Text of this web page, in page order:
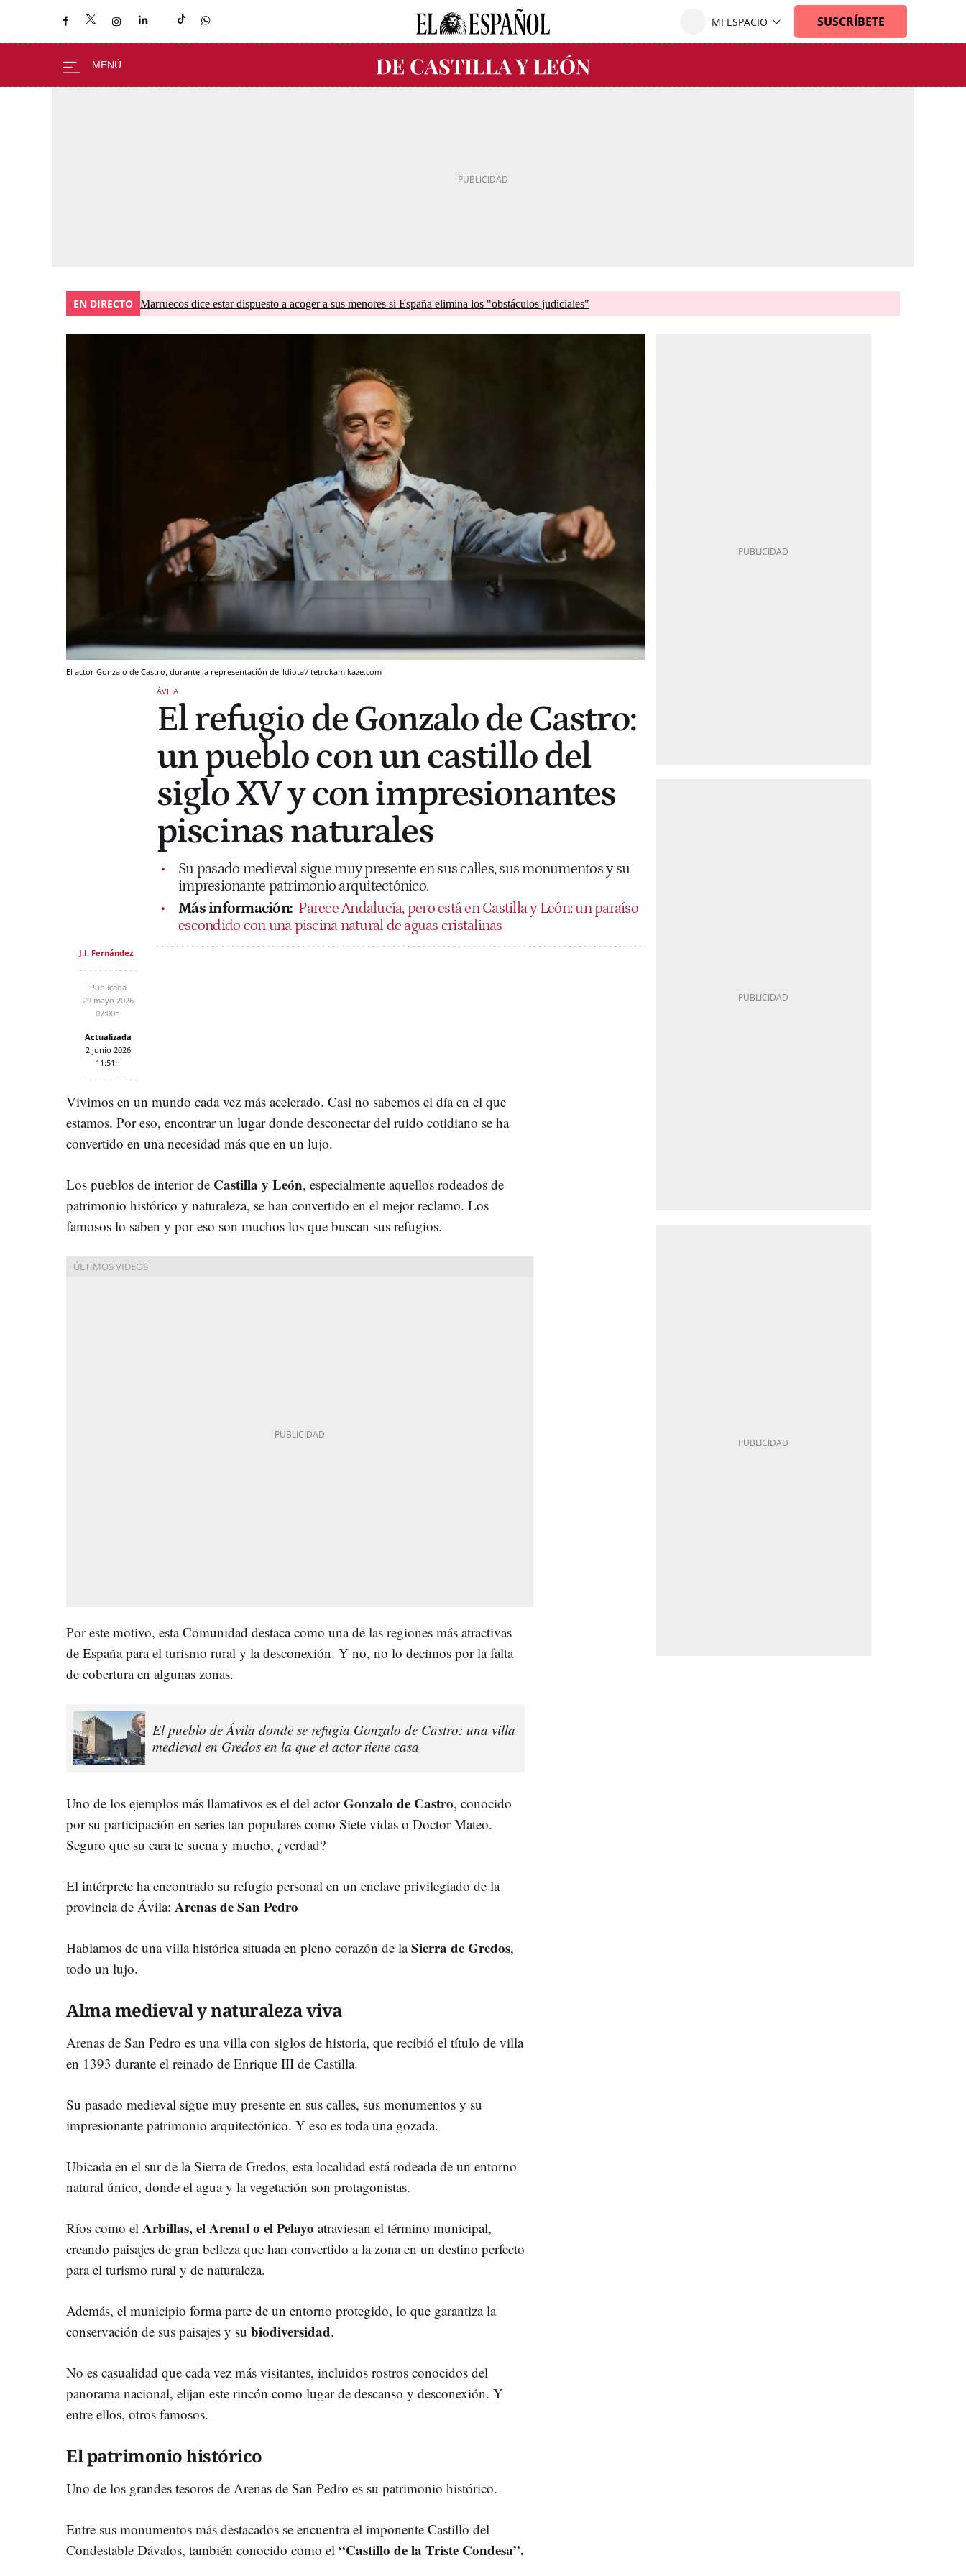
EN DIRECTO Marruecos dice estar dispuesto a acoger a sus menores si España elimina los "obstáculos judiciales"
El actor Gonzalo de Castro, durante la representación de 'Idiota'/ tetrokamikaze.com
ÁVILA
El refugio de Gonzalo de Castro:
un pueblo con un castillo del
siglo XV y con impresionantes
piscinas naturales
Su pasado medieval sigue muy presente en sus calles, sus monumentos y su
impresionante patrimonio arquitectónico.
Más información: Parece Andalucía, pero está en Castilla y León: un paraíso
escondido con una piscina natural de aguas cristalinas
J.I. Fernández
Publicada
29 mayo 2026
07:00h
Actualizada
2 junio 2026
11:51h
Vivimos en un mundo cada vez más acelerado. Casi no sabemos el día en el que
estamos. Por eso, encontrar un lugar donde desconectar del ruido cotidiano se ha
convertido en una necesidad más que en un lujo.
Los pueblos de interior de Castilla y León, especialmente aquellos rodeados de
patrimonio histórico y naturaleza, se han convertido en el mejor reclamo. Los
famosos lo saben y por eso son muchos los que buscan sus refugios.
Por este motivo, esta Comunidad destaca como una de las regiones más atractivas
de España para el turismo rural y la desconexión. Y no, no lo decimos por la falta
de cobertura en algunas zonas.
El pueblo de Ávila donde se refugia Gonzalo de Castro: una villa
medieval en Gredos en la que el actor tiene casa
Uno de los ejemplos más llamativos es el del actorGonzalo de Castro, conocido
por su participación en series tan populares como Siete vidas o Doctor Mateo.
Seguro que su cara te suena y mucho, ¿verdad?
El intérprete ha encontrado su refugio personal en un enclave privilegiado de la
provincia de Ávila: Arenas de San Pedro
Hablamos de una villa histórica situada en pleno corazón de laSierra de Gredos,
todo un lujo.
Alma medieval y naturaleza viva
Arenas de San Pedro es una villa con siglos de historia, que recibió el título de villa
en 1393 durante el reinado de Enrique III de Castilla.
Su pasado medieval sigue muy presente en sus calles, sus monumentos y su
impresionante patrimonio arquitectónico. Y eso es toda una gozada.
Ubicada en el sur de la Sierra de Gredos, esta localidad está rodeada de un entorno
natural único, donde el agua y la vegetación son protagonistas.
Ríos como el Arbillas, el Arenal o el Pelayo atraviesan el término municipal,
creando paisajes de gran belleza que han convertido a la zona en un destino perfecto
para el turismo rural y de naturaleza.
Además, el municipio forma parte de un entorno protegido, lo que garantiza la
conservación de sus paisajes y su biodiversidad.
No es casualidad que cada vez más visitantes, incluidos rostros conocidos del
panorama nacional, elijan este rincón como lugar de descanso y desconexión. Y
entre ellos, otros famosos.
El patrimonio histórico
Uno de los grandes tesoros de Arenas de San Pedro es su patrimonio histórico.
Entre sus monumentos más destacados se encuentra el imponente Castillo del
Condestable Dávalos, también conocido como el “Castillo de la Triste Condesa”.